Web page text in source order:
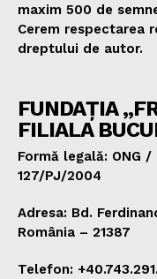
maxim 500 de
Cerem respectarea
dreptului de autor.
FUNDAȚIA
FILIALA
Formă legală: ONG
127/PJ/2004
Adresa: Bd.
România – 21387
Telefon: